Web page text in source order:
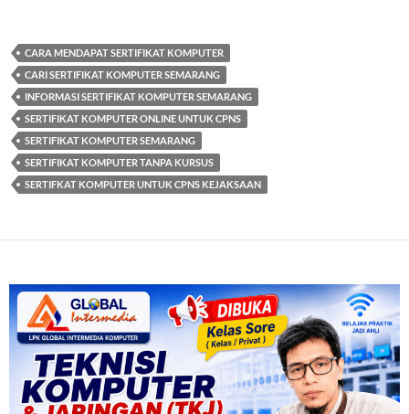
CARA MENDAPAT SERTIFIKAT KOMPUTER
CARI SERTIFIKAT KOMPUTER SEMARANG
INFORMASI SERTIFIKAT KOMPUTER SEMARANG
SERTIFIKAT KOMPUTER ONLINE UNTUK CPNS
SERTIFIKAT KOMPUTER SEMARANG
SERTIFIKAT KOMPUTER TANPA KURSUS
SERTIFKAT KOMPUTER UNTUK CPNS KEJAKSAAN